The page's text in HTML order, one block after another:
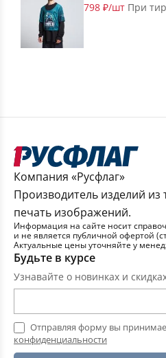
798 ₽/шт При
Компания «Русфлаг»
Производитель изделий из
печать изображений.
Информация на сайте носит
и не является публичной офертой
Актуальные цены уточняйте у
Будьте в курсе
Узнавайте о новинках и
Отправляя форму вы
конфиденциальности